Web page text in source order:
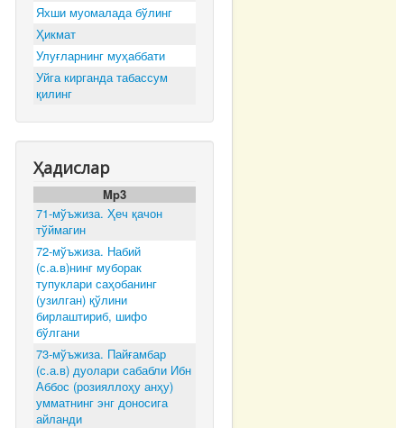
Яхши муомалада бўлинг
Ҳикмат
Улуғларнинг муҳаббати
Уйга кирганда табассум
қилинг
Ҳадислар
Mp3
71-мўъжиза. Ҳеч қачон
тўймагин
72-мўъжиза. Набий
(с.а.в)нинг муборак
тупуклари саҳобанинг
(узилган) қўлини
бирлаштириб, шифо
бўлгани
73-мўъжиза. Пайғамбар
(с.а.в) дуолари сабабли Ибн
Аббос (розияллоҳу анҳу)
умматнинг энг доносига
айланди